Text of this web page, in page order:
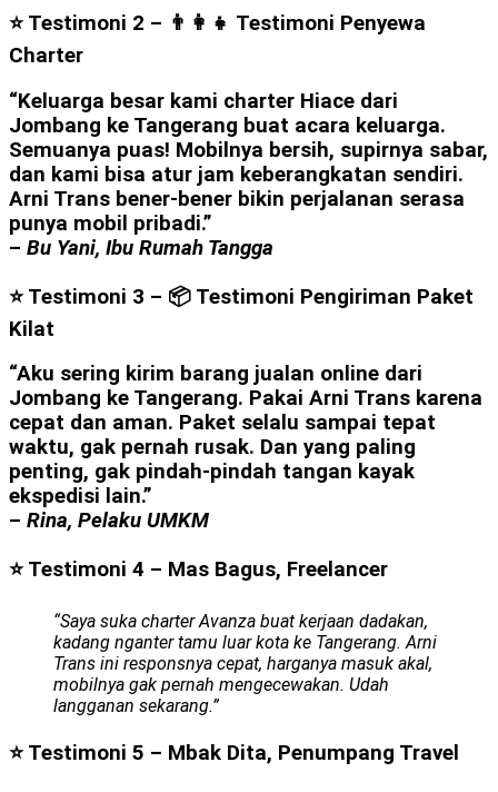
⭐ Testimoni 2 – 👨‍👩‍👧 Testimoni Penyewa
Charter
“Keluarga besar kami charter Hiace dari
Jombang ke Tangerang buat acara keluarga.
Semuanya puas! Mobilnya bersih, supirnya sabar,
dan kami bisa atur jam keberangkatan sendiri.
Arni Trans bener-bener bikin perjalanan serasa
punya mobil pribadi.”
– Bu Yani, Ibu Rumah Tangga
⭐ Testimoni 3 – 📦 Testimoni Pengiriman Paket
Kilat
“Aku sering kirim barang jualan online dari
Jombang ke Tangerang. Pakai Arni Trans karena
cepat dan aman. Paket selalu sampai tepat
waktu, gak pernah rusak. Dan yang paling
penting, gak pindah-pindah tangan kayak
ekspedisi lain.”
– Rina, Pelaku UMKM
⭐ Testimoni 4 – Mas Bagus, Freelancer
“Saya suka charter Avanza buat kerjaan dadakan,
kadang nganter tamu luar kota ke Tangerang. Arni
Trans ini responsnya cepat, harganya masuk akal,
mobilnya gak pernah mengecewakan. Udah
langganan sekarang.”
⭐ Testimoni 5 – Mbak Dita, Penumpang Travel